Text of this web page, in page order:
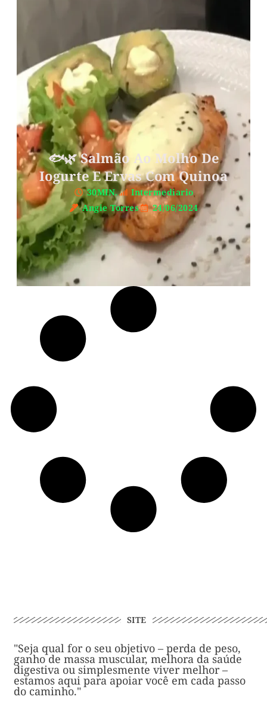
🐟🌿 Salmão Ao Molho De
Iogurte E Ervas Com Quinoa
30MIN.
Intermediario
Angie Torres
24/06/2024
SITE
"Seja qual for o seu objetivo – perda de peso,
ganho de massa muscular, melhora da saúde
digestiva ou simplesmente viver melhor –
estamos aqui para apoiar você em cada passo
do caminho."